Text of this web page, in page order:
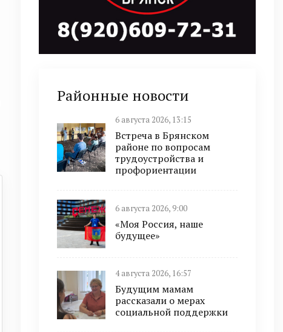
Районные новости
6 августа 2026, 13:15
Встреча в Брянском
районе по вопросам
трудоустройства и
профориентации
6 августа 2026, 9:00
«Моя Россия, наше
будущее»
4 августа 2026, 16:57
Будущим мамам
рассказали о мерах
социальной поддержки